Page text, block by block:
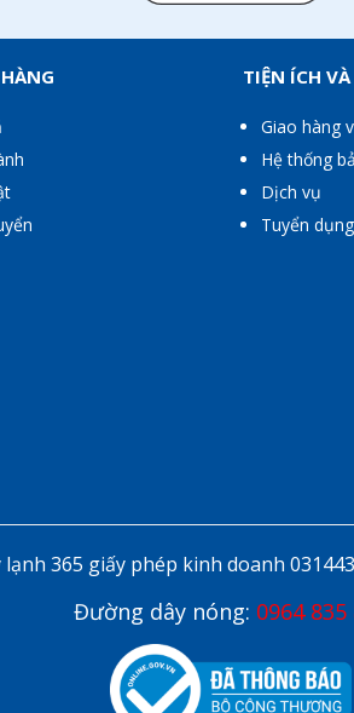
TIỆN ÍCH
Giao hàng
Hệ thống
Dịch vụ
Tuyển dụng
365 giấy phép kinh doanh
Đường dây nóng: 0964 835